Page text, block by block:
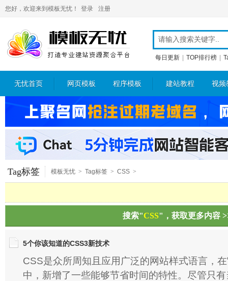
您好，欢迎来到模板无忧！ 登录 注册
每日更新 TOP排行榜
无忧首页 网页模板 程序模板 建站教程 视频
Tag标签 模板无忧 > Tag标签 > CSS >
搜索"CSS"，获取更多内容
5个你该知道的CSS3新技术
CSS是众所周知且应用广泛的网站样式语言，
中，新增了一些能够节省时间的特性。尽管只